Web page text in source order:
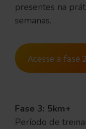
presentes na
semanas.
Acesse a fase 2
Fase 3: 5km+
Período de